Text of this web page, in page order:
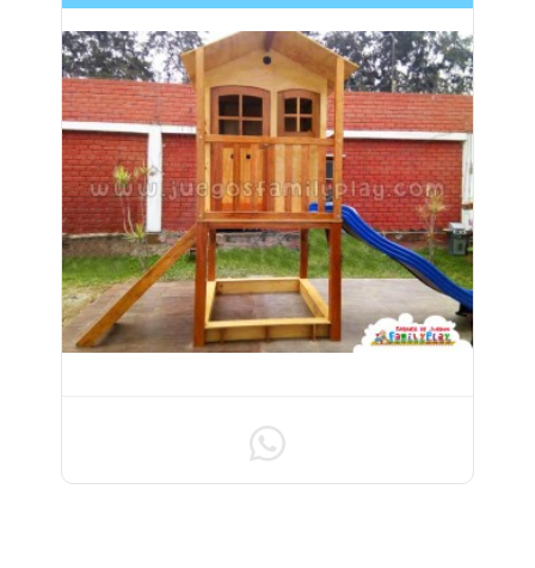
JUEGO PARA PARQUES - 01 CASITA